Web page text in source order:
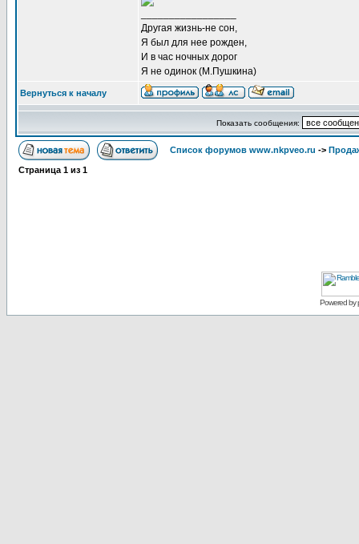
Другая жизнь-не сон,
Я был для нее рожден,
И в час ночных дорог
Я не одинок (М.Пушкина)
Вернуться к началу
Показать сообщения:
Список форумов www.nkpveo.ru ->
Страница 1 из 1
Powered by